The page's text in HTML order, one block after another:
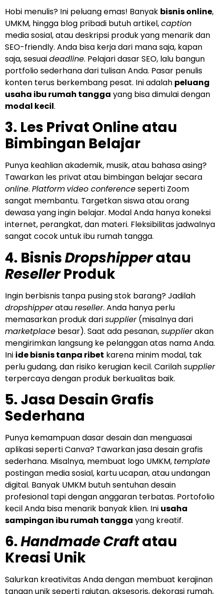
Hobi menulis? Ini peluang emas! Banyak bisnis online,
UMKM, hingga blog pribadi butuh artikel,caption
media sosial, atau deskripsi produk yang menarik dan
SEO-friendly. Anda bisa kerja dari mana saja, kapan
saja, sesuaideadline. Pelajari dasar SEO, lalu bangun
portfolio sederhana dari tulisan Anda. Pasar penulis
konten terus berkembang pesat. Ini adalah peluang
usaha ibu rumah tangga yang bisa dimulai dengan
modal kecil.
3. Les Privat Online atau
Bimbingan Belajar
Punya keahlian akademik, musik, atau bahasa asing?
Tawarkan les privat atau bimbingan belajar secara
online. Platform video conferenceseperti Zoom
sangat membantu. Targetkan siswa atau orang
dewasa yang ingin belajar. Modal Anda hanya koneksi
internet, perangkat, dan materi. Fleksibilitas jadwalnya
sangat cocok untuk ibu rumah tangga.
4. BisnisDropshipperatau
ResellerProduk
Ingin berbisnis tanpa pusing stok barang? Jadilah
dropshipperataureseller. Anda hanya perlu
memasarkan produk darisupplier(misalnya dari
marketplace besar). Saat ada pesanan,supplierakan
mengirimkan langsung ke pelanggan atas nama Anda.
Ini ide bisnis tanpa ribet karena minim modal, tak
perlu gudang, dan risiko kerugian kecil. Carilahsupplier
terpercaya dengan produk berkualitas baik.
5. Jasa Desain Grafis
Sederhana
Punya kemampuan dasar desain dan menguasai
aplikasi seperti Canva? Tawarkan jasa desain grafis
sederhana. Misalnya, membuat logo UMKM, template
postingan media sosial, kartu ucapan, atau undangan
digital. Banyak UMKM butuh sentuhan desain
profesional tapi dengan anggaran terbatas. Portofolio
kecil Anda bisa menarik banyak klien. Ini usaha
sampingan ibu rumah tangga yang kreatif.
6.Handmade Craftatau
Kreasi Unik
Salurkan kreativitas Anda dengan membuat kerajinan
tangan unik seperti rajutan, aksesoris, dekorasi rumah,